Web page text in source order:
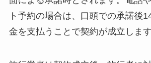
ト予約の場合は、口頭での承諾後
金を支払うことで契約が成立します